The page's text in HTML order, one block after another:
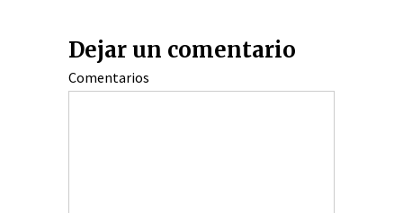
Dejar un comentario
Comentarios